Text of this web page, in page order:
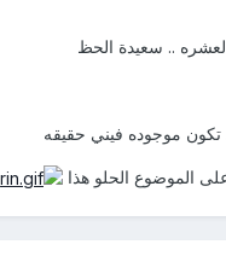
.. سعيدة الحظ
موجوده فيني حقيقه
الموضوع الحلو هذا